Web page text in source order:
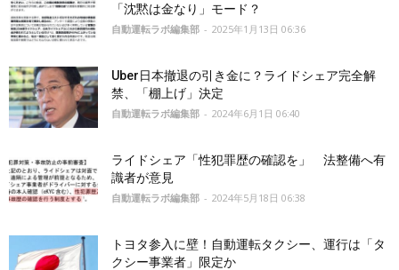
「沈黙は金なり」モード？
自動運転ラボ編集部 - 2025年1月13日 06:36
Uber日本撤退の引き金に？ライドシェア完全解
禁、「棚上げ」決定
自動運転ラボ編集部 - 2024年6月1日 06:40
ライドシェア「性犯罪歴の確認を」 法整備へ有
識者が意見
自動運転ラボ編集部 - 2024年5月18日 06:38
トヨタ参入に壁！自動運転タクシー、運行は「タ
クシー事業者」限定か